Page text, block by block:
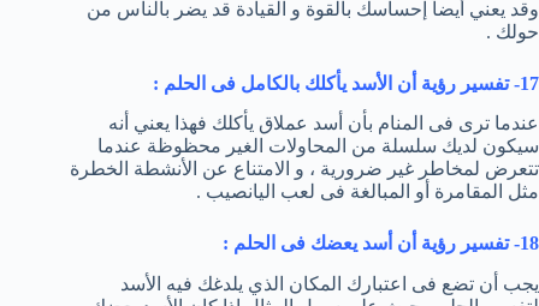
وقد يعني أيضاً إحساسك بالقوة و القيادة قد يضر بالناس من
حولك .
17- تفسير رؤية أن الأسد يأكلك بالكامل فى الحلم :
عندما ترى فى المنام بأن أسد عملاق يأكلك فهذا يعني أنه
سيكون لديك سلسلة من المحاولات الغير محظوظة عندما
تتعرض لمخاطر غير ضرورية ، و الامتناع عن الأنشطة الخطرة
مثل المقامرة أو المبالغة فى لعب اليانصيب .
18- تفسير رؤية أن أسد يعضك فى الحلم :
يجب أن تضع فى اعتبارك المكان الذي يلدغك فيه الأسد